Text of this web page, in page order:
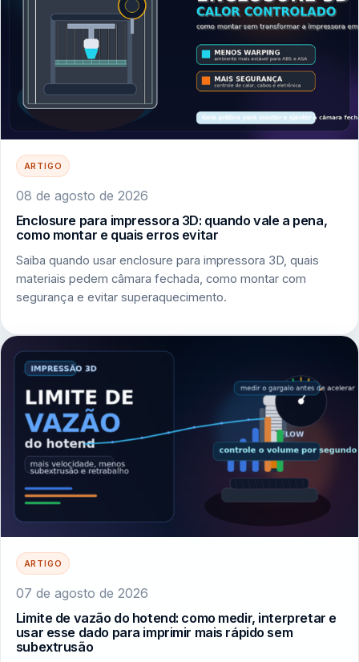
ARTIGO
08 de agosto de 2026
Enclosure para impressora 3D: quando vale a pena,
como montar e quais erros evitar
Saiba quando usar enclosure para impressora 3D, quais
materiais pedem câmara fechada, como montar com
segurança e evitar superaquecimento.
ARTIGO
07 de agosto de 2026
Limite de vazão do hotend: como medir, interpretar e
usar esse dado para imprimir mais rápido sem
subextrusão